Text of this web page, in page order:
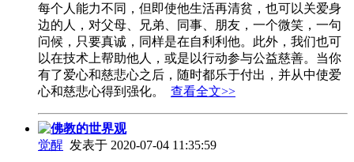
每个人能力不同，但即使他生活再清贫，也可以关爱身
边的人，对父母、兄弟、同事、朋友，一个微笑，一句
问候，只要真诚，同样是在自利利他。此外，我们也可
以在技术上帮助他人，或是以行动参与公益慈善。当你
有了爱心和慈悲心之后，随时都乐于付出，并从中使爱
心和慈悲心得到强化。 查看全文>>
佛教的世界观
觉醒 发表于 2020-07-04 11:35:59